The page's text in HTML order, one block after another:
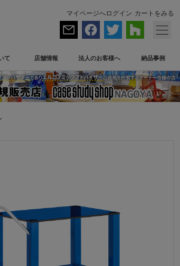
マイページへログイン カートをみる
て 店舗情報 法人のお客様へ 納品事例